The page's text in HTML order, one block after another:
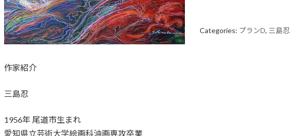
Categories: プランD, 三島忍
作家紹介
三島忍
1956年 尾道市生まれ
愛知県立芸術大学絵画科油画専攻卒業